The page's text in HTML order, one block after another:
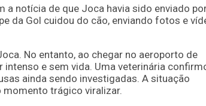
a notícia de que Joca havia sido enviado
da Gol cuidou do cão, enviando fotos e
No entanto, ao chegar no aeroporto de
e sem vida. Uma veterinária
ainda sendo investigadas. A situação
momento trágico viralizar.